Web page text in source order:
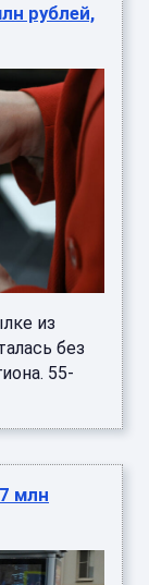
рублей,
из
без
55-
млн